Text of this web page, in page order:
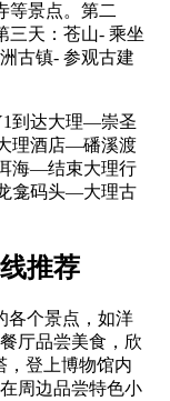
等景点。第二
三天：苍山- 乘坐
古镇- 参观古建
到达大理—崇圣
理酒店—磻溪渡
海—结束大理行
龛码头—大理古
推荐
各个景点，如洋
厅品尝美食，欣
，登上博物馆内
周边品尝特色小